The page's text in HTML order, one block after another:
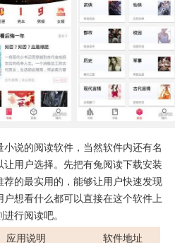
融理财
款应用
媒体影音
602款应用
康医疗
款应用
ai工具
334款应用
说的阅读软件，当然软件内还有名
用户选择。先把有兔阅读下载安装
的最实用的，能够让用户快速发现
想看什么都可以直接在这个软件上
行阅读吧。
应用说明
软件地址